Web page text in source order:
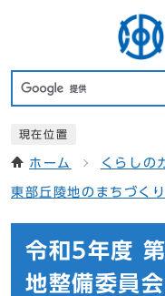
現在位置
ホーム くらしの
東部丘陵地のまちづくり
令和5年度
地整備委員